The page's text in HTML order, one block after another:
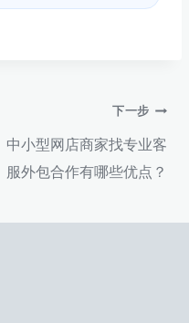
下一步
中小型网店商家找专业客
服外包合作有哪些优点？